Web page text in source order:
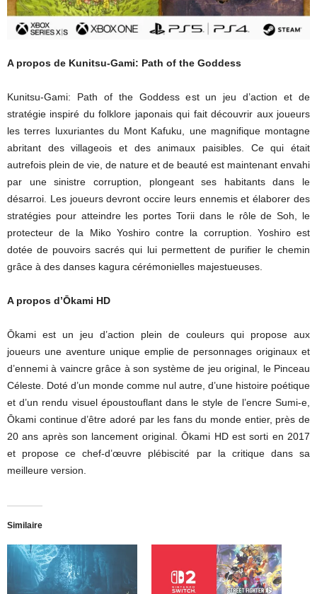
A propos de Kunitsu-Gami: Path of the Goddess
Kunitsu-Gami: Path of the Goddess est un jeu d’action et de
stratégie inspiré du folklore japonais qui fait découvrir aux joueurs
les terres luxuriantes du Mont Kafuku, une magnifique montagne
abritant des villageois et des animaux paisibles. Ce qui était
autrefois plein de vie, de nature et de beauté est maintenant envahi
par une sinistre corruption, plongeant ses habitants dans le
désarroi. Les joueurs devront occire leurs ennemis et élaborer des
stratégies pour atteindre les portes Torii dans le rôle de Soh, le
protecteur de la Miko Yoshiro contre la corruption. Yoshiro est
dotée de pouvoirs sacrés qui lui permettent de purifier le chemin
grâce à des danses kagura cérémonielles majestueuses.
A propos d’Ōkami HD
Ōkami est un jeu d’action plein de couleurs qui propose aux
joueurs une aventure unique emplie de personnages originaux et
d’ennemi à vaincre grâce à son système de jeu original, le Pinceau
Céleste. Doté d’un monde comme nul autre, d’une histoire poétique
et d’un rendu visuel époustouflant dans le style de l’encre Sumi-e,
Ōkami continue d’être adoré par les fans du monde entier, près de
20 ans après son lancement original. Ōkami HD est sorti en 2017
et propose ce chef-d’œuvre plébiscité par la critique dans sa
meilleure version.
Similaire